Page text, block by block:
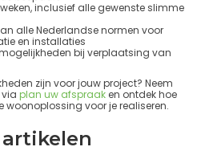
inclusief alle gewenste slimme
alle Nederlandse normen voor
en installaties
bij verplaatsing van
zijn voor jouw project? Neem
plan uw afspraak en ontdek hoe
woonoplossing voor je realiseren.